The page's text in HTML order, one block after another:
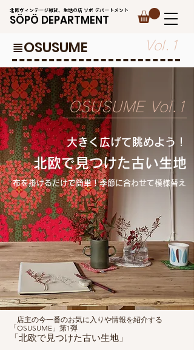
北欧ヴィンテージ雑貨、生地の店 ソポ デパートメント
SÖPÖ DEPARTMENT
​≣OSUSUME Vol.1
​OSUSUME Vol.1
​大きく広げて眺めよう！
北欧で見つけた古い生地
​布を掛けるだけで簡単！季節に合わせて模様替え
店主の今一番のお気に入りや情報を紹介する
「OSUSUME」第1弾
「北欧で見つけた古い生地」